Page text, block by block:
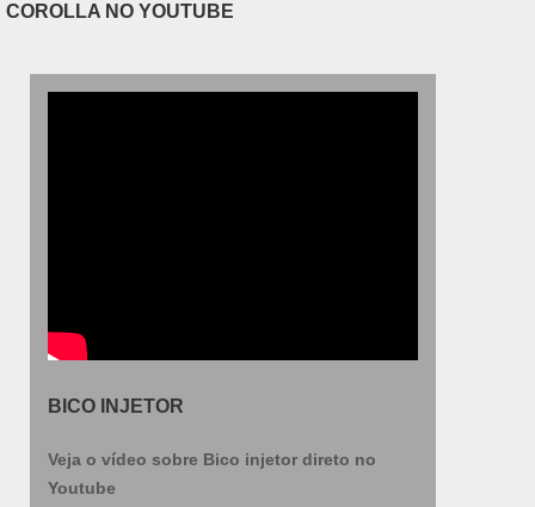
COROLLA NO YOUTUBE
BICO INJETOR
Veja o vídeo sobre Bico injetor direto no
Youtube